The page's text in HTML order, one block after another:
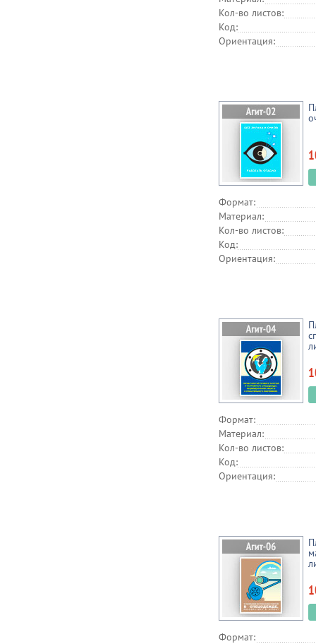
Кол-во листов:
Код:
Ориентация:
Формат:
Материал:
Кол-во листов:
Код:
Ориентация:
Формат:
Материал:
Кол-во листов:
Код:
Ориентация:
Формат: